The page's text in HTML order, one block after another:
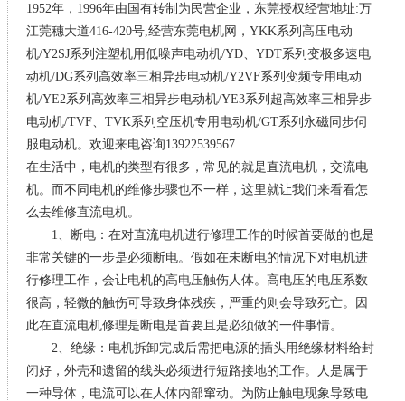
1952年，1996年由国有转制为民营企业，东莞授权经营地址:万
江莞穗大道416-420号,经营东莞电机网，YKK系列高压电动
机/Y2SJ系列注塑机用低噪声电动机/YD、YDT系列变极多速电
动机/DG系列高效率三相异步电动机/Y2VF系列变频专用电动
机/YE2系列高效率三相异步电动机/YE3系列超高效率三相异步
电动机/TVF、TVK系列空压机专用电动机/GT系列永磁同步伺
服电动机。欢迎来电咨询13922539567
在生活中，电机的类型有很多，常见的就是直流电机，交流电
机。而不同电机的维修步骤也不一样，这里就让我们来看看怎
么去维修直流电机。
1、断电：在对直流电机进行修理工作的时候首要做的也是
非常关键的一步是必须断电。假如在未断电的情况下对电机进
行修理工作，会让电机的高电压触伤人体。高电压的电压系数
很高，轻微的触伤可导致身体残疾，严重的则会导致死亡。因
此在直流电机修理是断电是首要且是必须做的一件事情。
2、绝缘：电机拆卸完成后需把电源的插头用绝缘材料给封
闭好，外壳和遗留的线头必须进行短路接地的工作。人是属于
一种导体，电流可以在人体内部窜动。为防止触电现象导致电